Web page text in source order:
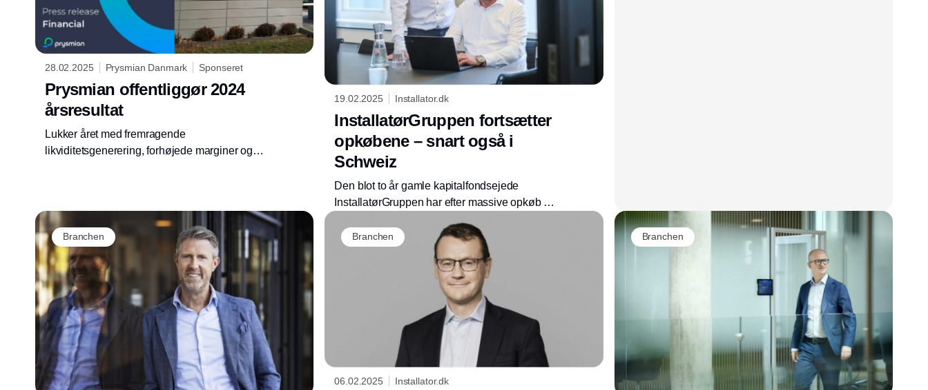
28.02.2025 Prysmian Danmark Sponseret
Prysmian offentliggør 2024
årsresultat
Lukker året med fremragende
likviditetsgenerering, forhøjede marginer og
19.02.2025 Installator.dk
InstallatørGruppen fortsætter
opkøbene – snart også i
Schweiz
Den blot to år gamle kapitalfondsejede
InstallatørGruppen har efter massive opkøb i
Men speederen holdes i bund i selskabet, der
i 2025 vil udvide forretningen til Schweiz
samtidig med, at opkøbene i Danmark
fortsætter, fortæller InstallatørGruppens to
direktører i et interview med Installator.dk
Branchen Branchen
06.02.2025 Installator.dk
Branchen